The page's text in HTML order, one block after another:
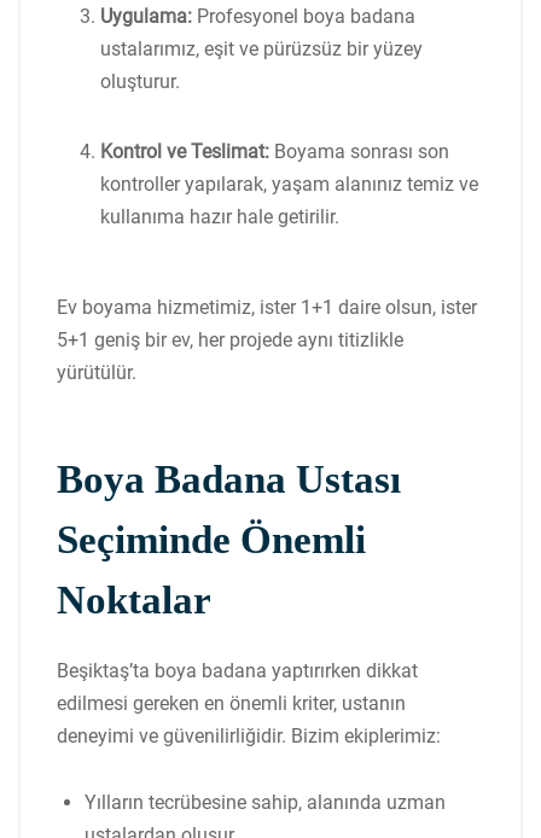
Uygulama: Profesyonel boya badana
ustalarımız, eşit ve pürüzsüz bir yüzey
oluşturur.
Kontrol ve Teslimat: Boyama sonrası son
kontroller yapılarak, yaşam alanınız temiz ve
kullanıma hazır hale getirilir.
Ev boyama hizmetimiz, ister 1+1 daire olsun, ister
5+1 geniş bir ev, her projede aynı titizlikle
yürütülür.
Boya Badana Ustası
Seçiminde Önemli
Noktalar
Beşiktaş’ta boya badana yaptırırken dikkat
edilmesi gereken en önemli kriter, ustanın
deneyimi ve güvenilirliğidir. Bizim ekiplerimiz:
Yılların tecrübesine sahip, alanında uzman